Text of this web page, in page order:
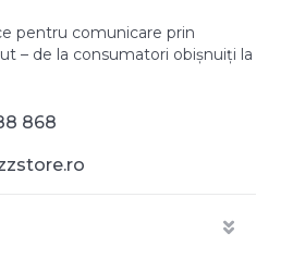
pentru comunicare prin
– de la consumatori obișnuiți la
868